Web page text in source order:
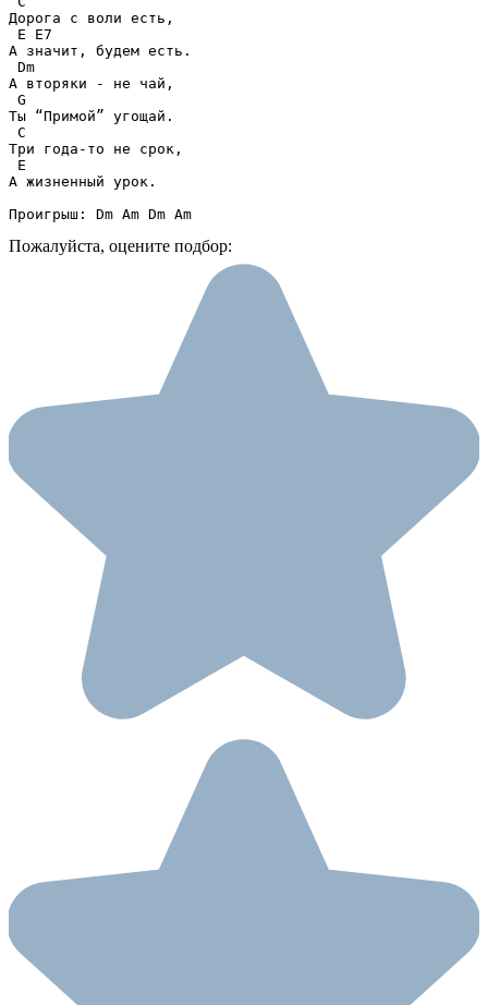
Дорога с воли есть,
E E7
А значит, будем есть.
Dm
А вторяки - не чай,
G
Ты “Примой” угощай.
C
Три года-то не срок,
E
А жизненный урок.
Проигрыш: Dm Am Dm Am
Пожалуйста, оцените подбор: